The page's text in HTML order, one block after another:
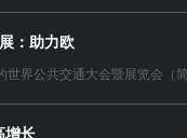
：助力欧
界公共交通大会暨展览会（简
增长